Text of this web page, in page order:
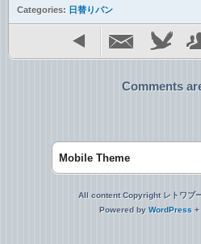
Categories: 日替りパン
Comments
Mobile Theme
All content Copyright レトワブ
Powered by WordPress +